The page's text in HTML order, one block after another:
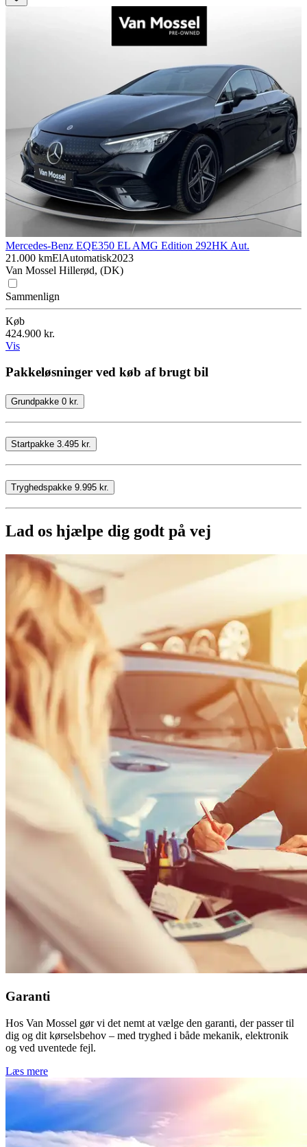
Mercedes-Benz EQE350 EL AMG Edition 292HK Aut.
21.000 kmElAutomatisk2023
Van Mossel Hillerød, (DK)
Sammenlign
Køb
424.900 kr.
Vis
Pakkeløsninger ved køb af brugt bil
Grundpakke 0 kr.
Startpakke 3.495 kr.
Tryghedspakke 9.995 kr.
Lad os hjælpe dig godt på vej
Garanti
Hos Van Mossel gør vi det nemt at vælge den garanti, der passer til
dig og dit kørselsbehov – med tryghed i både mekanik, elektronik
og ved uventede fejl.
Læs mere